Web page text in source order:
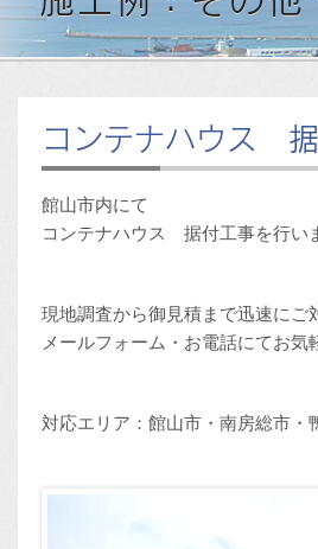
コンテナハウス
館山市内にて
コンテナハウス 据付工事を行い
現地調査から御見積まで迅速にご
メールフォーム・お電話にてお
対応エリア：館山市・南房総市